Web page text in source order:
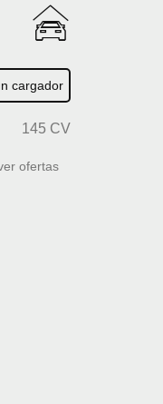
cargador
145 CV
ofertas